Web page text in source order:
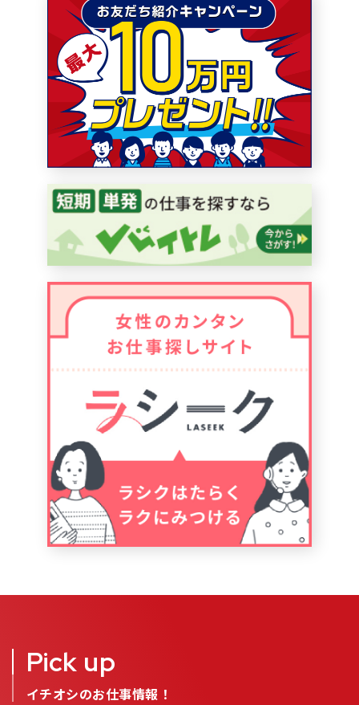
Pick up
イチオシのお仕事情報！